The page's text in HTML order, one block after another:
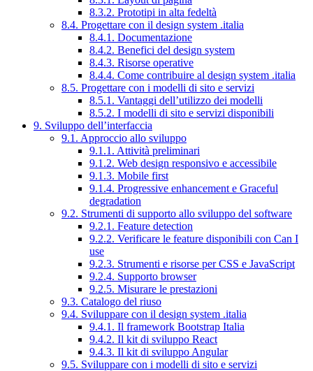
8.3.2. Prototipi in alta fedeltà
8.4. Progettare con il design system .italia
8.4.1. Documentazione
8.4.2. Benefici del design system
8.4.3. Risorse operative
8.4.4. Come contribuire al design system .italia
8.5. Progettare con i modelli di sito e servizi
8.5.1. Vantaggi dell’utilizzo dei modelli
8.5.2. I modelli di sito e servizi disponibili
9. Sviluppo dell’interfaccia
9.1. Approccio allo sviluppo
9.1.1. Attività preliminari
9.1.2. Web design responsivo e accessibile
9.1.3. Mobile first
9.1.4. Progressive enhancement e Graceful
degradation
9.2. Strumenti di supporto allo sviluppo del software
9.2.1. Feature detection
9.2.2. Verificare le feature disponibili con Can I
use
9.2.3. Strumenti e risorse per CSS e JavaScript
9.2.4. Supporto browser
9.2.5. Misurare le prestazioni
9.3. Catalogo del riuso
9.4. Sviluppare con il design system .italia
9.4.1. Il framework Bootstrap Italia
9.4.2. Il kit di sviluppo React
9.4.3. Il kit di sviluppo Angular
9.5. Sviluppare con i modelli di sito e servizi